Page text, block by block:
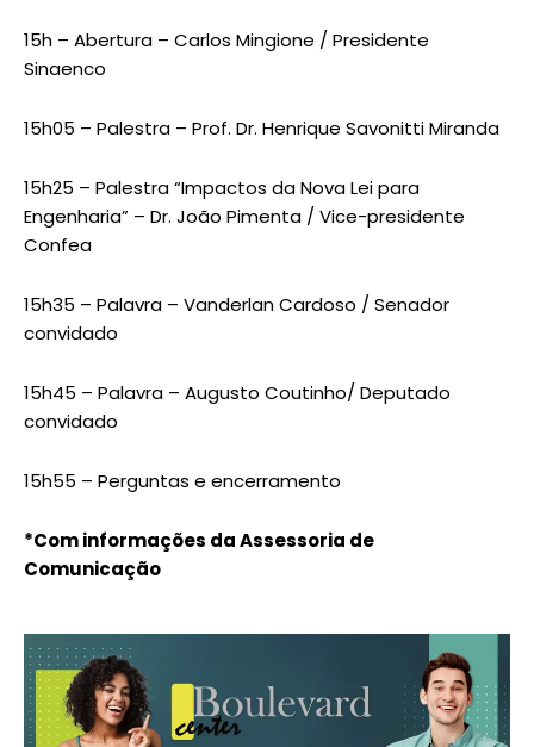
15h – Abertura – Carlos Mingione / Presidente
Sinaenco
15h05 – Palestra – Prof. Dr. Henrique Savonitti Miranda
15h25 – Palestra “Impactos da Nova Lei para
Engenharia” – Dr. João Pimenta / Vice-presidente
Confea
15h35 – Palavra – Vanderlan Cardoso / Senador
convidado
15h45 – Palavra – Augusto Coutinho/ Deputado
convidado
15h55 – Perguntas e encerramento
*Com informações da Assessoria de
Comunicação